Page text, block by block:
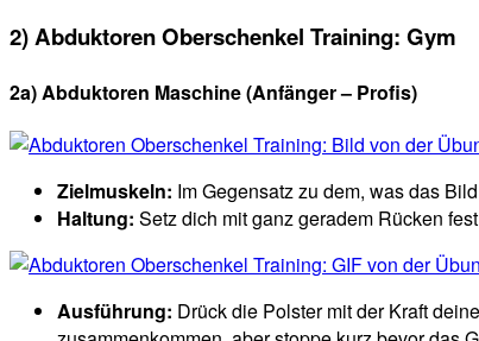
2) Abduktoren Oberschenkel Training: Gym
2a) Abduktoren Maschine (Anfänger – Profis)
Zielmuskeln: Im Gegensatz zu dem, was das
Haltung: Setz dich mit ganz geradem Rücken
Ausführung: Drück die Polster mit der Kraft